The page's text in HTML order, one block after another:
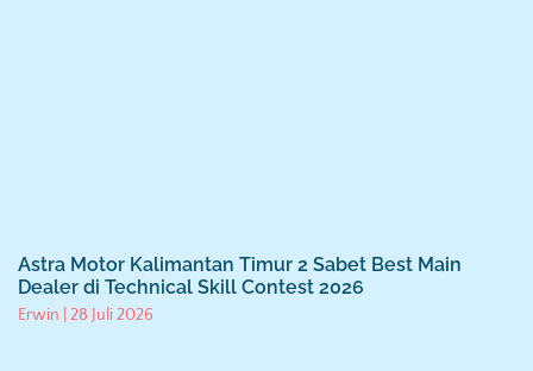
Astra Motor Kalimantan Timur 2 Sabet Best Main
Dealer di Technical Skill Contest 2026
Erwin 28 Juli 2026